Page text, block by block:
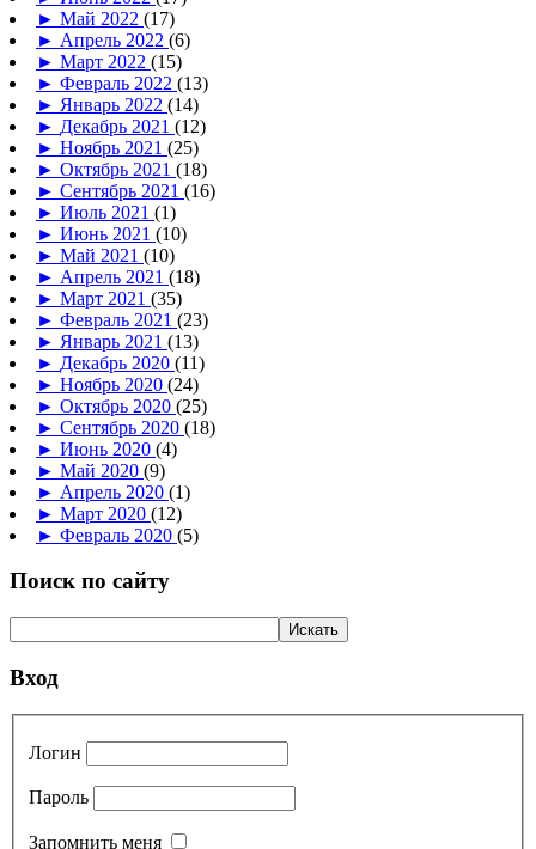
► Май 2022 (17)
► Апрель 2022 (6)
► Март 2022 (15)
► Февраль 2022 (13)
► Январь 2022 (14)
► Декабрь 2021 (12)
► Ноябрь 2021 (25)
► Октябрь 2021 (18)
► Сентябрь 2021 (16)
► Июль 2021 (1)
► Июнь 2021 (10)
► Май 2021 (10)
► Апрель 2021 (18)
► Март 2021 (35)
► Февраль 2021 (23)
► Январь 2021 (13)
► Декабрь 2020 (11)
► Ноябрь 2020 (24)
► Октябрь 2020 (25)
► Сентябрь 2020 (18)
► Июнь 2020 (4)
► Май 2020 (9)
► Апрель 2020 (1)
► Март 2020 (12)
► Февраль 2020 (5)
Поиск по сайту
Вход
Логин
Пароль
Запомнить меня